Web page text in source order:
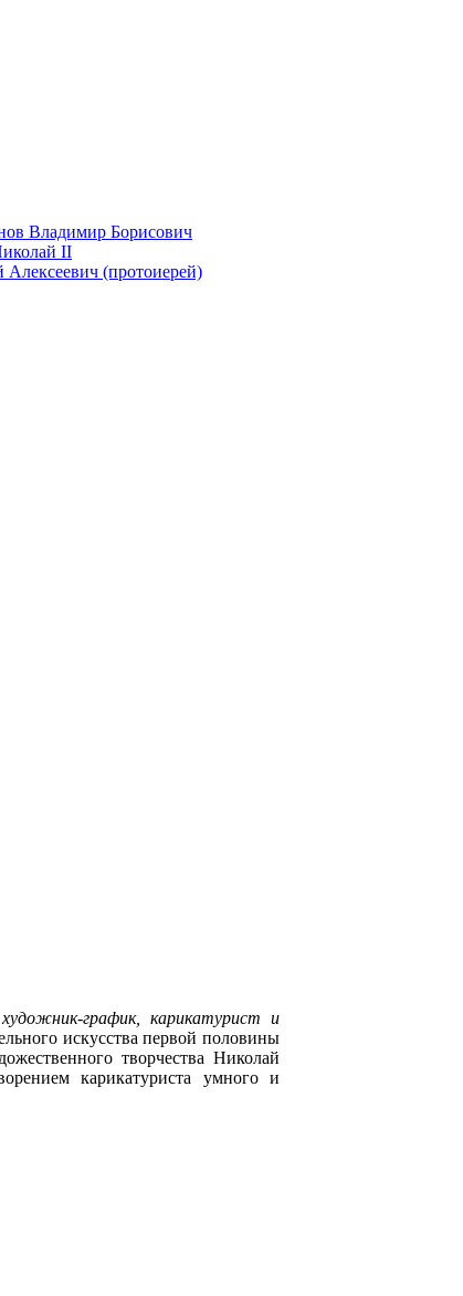
график, карикатурист и
искусства первой половины
творчества Николай
карикатуриста умного и